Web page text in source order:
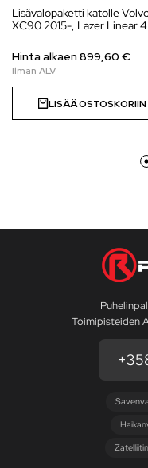
Lisävalopaketti katolle
XC90 2015-, Lazer Linear
Hinta alkaen899,60 €
LISÄÄ OSTOSKORIIN
Toimipisteiden